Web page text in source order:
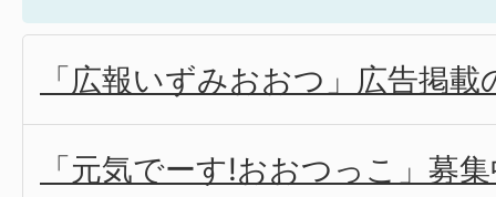
「広報いずみおおつ」広告掲載
「元気でーす!おおつっこ」募